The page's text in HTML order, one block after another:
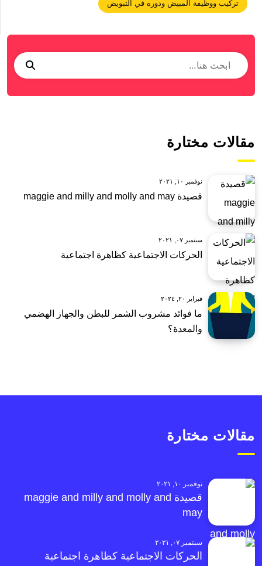
تركيب ووظيفة المبيض ودوره في التبويض
مقالات مختارة
نوفمبر ١٠, ٢٠٢١
قصيدة maggie and milly and molly and may
سبتمبر ٠٧, ٢٠٢١
الحركات الاجتماعية كظاهرة اجتماعية
فبراير ٢٠, ٢٠٢٤
ما فوائد مشروب الشمر للبطن والجهاز الهضمي
والمعدة؟
مقالات مختارة
نوفمبر ١٠, ٢٠٢١
قصيدة maggie and milly and molly and
may
سبتمبر ٠٧, ٢٠٢١
الحركات الاجتماعية كظاهرة اجتماعية